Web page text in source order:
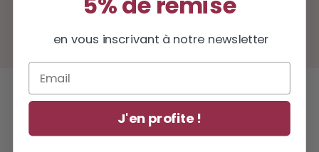
Service client disponible
Lun - ven : 9h - 17h
en vous inscrivant à notre newsletter
J'en profite !